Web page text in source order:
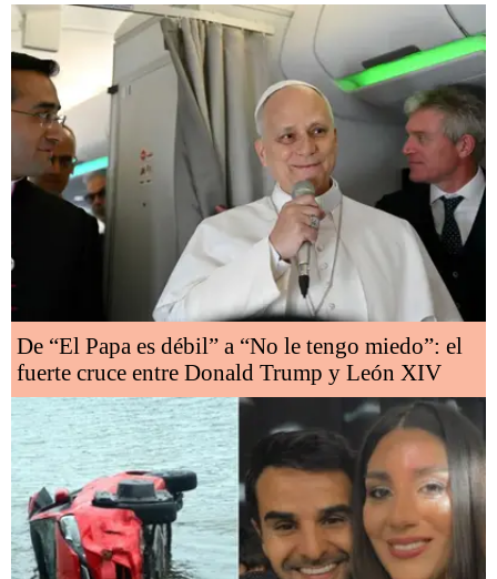
De “El Papa es débil” a “No le tengo miedo”: el
fuerte cruce entre Donald Trump y León XIV